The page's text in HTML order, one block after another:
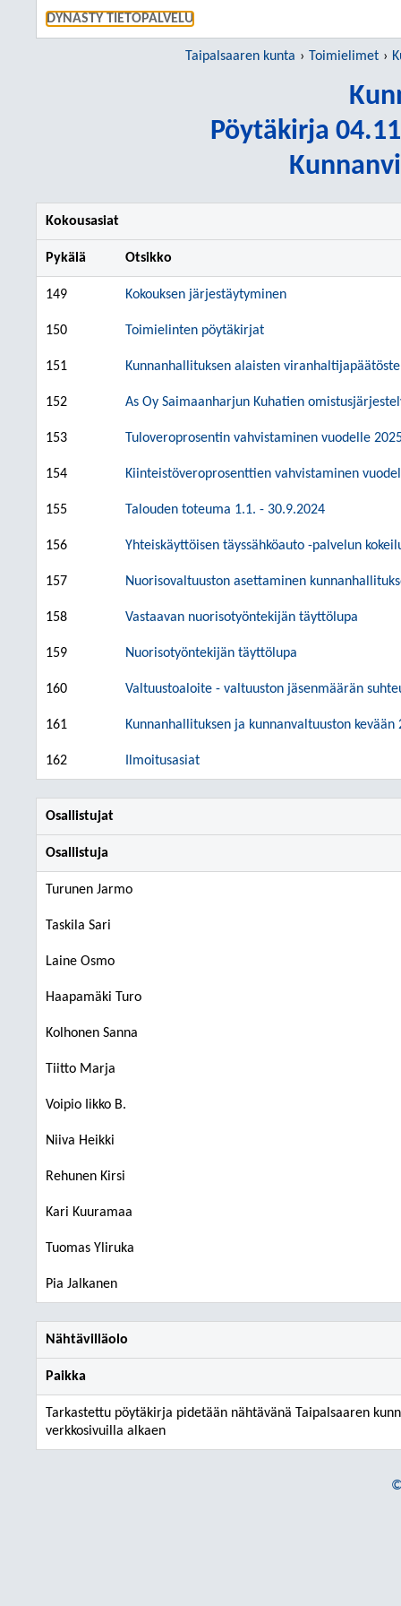
DYNASTY TIETOPALVELU
Taipalsaaren kunta Toimielimet
Pöytäkirja
Kokousasiat
Pykälä Otsikko
149 Kokouksen järjestäytyminen
150 Toimielinten pöytäkirjat
151 Kunnanhallituksen alaisten
152 As Oy Saimaanharjun Kuhatien
153 Tuloveroprosentin vahvistaminen vuodelle
154 Kiinteistöveroprosenttien vahvistaminen
155 Talouden toteuma 1.1. - 30.9.2024
156 Yhteiskäyttöisen täyssähköauto -palvelun
157 Nuorisovaltuuston asettaminen
158 Vastaavan nuorisotyöntekijän täyttölupa
159 Nuorisotyöntekijän täyttölupa
160 Valtuustoaloite - valtuuston jäsenmäärän
161 Kunnanhallituksen ja kunnanvaltuuston kevään
162 Ilmoitusasiat
Osallistujat
Osallistuja
Turunen Jarmo
Taskila Sari
Laine Osmo
Haapamäki Turo
Kolhonen Sanna
Tiitto Marja
Voipio Iikko B.
Niiva Heikki
Rehunen Kirsi
Kari Kuuramaa
Tuomas Yliruka
Pia Jalkanen
Nähtävilläolo
Paikka
Tarkastettu pöytäkirja pidetään nähtävänä Taipalsaaren
verkkosivuilla alkaen